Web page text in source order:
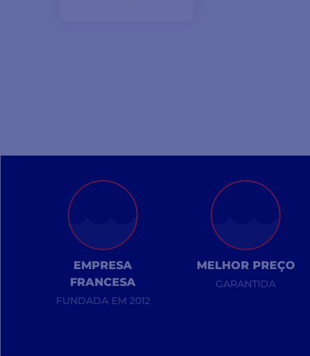
EMPRESA
FRANCESA
FUNDADA EM 2012
MELHOR PREÇO
GARANTIDA